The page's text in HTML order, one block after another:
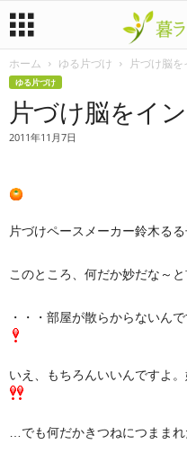
暮
ノ
ホーム ゆる片づけ 片づけ脳
ゆる片づけ
片づけ脳をイ
2011年11月7日
片づけペースメーカー鈴木るる
このところ、何だか妙だな～
・・・部屋が散らからないん
いえ、もちろんいいんですよ
…でも何だかきつねにつままれ